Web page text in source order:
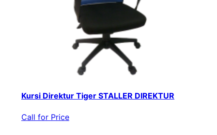
Kursi Direktur Tiger STALLER DIREKTUR
Call for Price